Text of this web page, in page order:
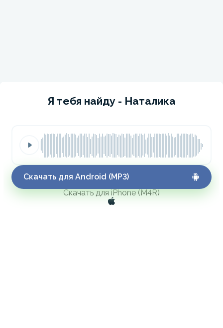
Я тебя найду - Наталика
Скачать для Android (MP3)
Скачать для iPhone (M4R)